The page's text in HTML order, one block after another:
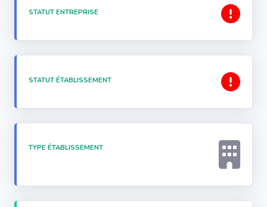
STATUT ENTREPRISE
STATUT ÉTABLISSEMENT
TYPE ÉTABLISSEMENT